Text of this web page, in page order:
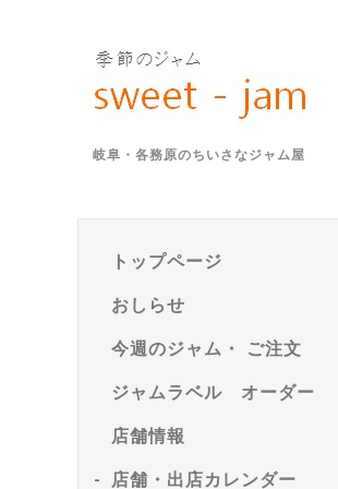
岐阜・各務原のちいさなジャム屋
トップページ
おしらせ
今週のジャム・ ご注文
ジャムラベル オーダー
店舗情報
店舗・出店カレンダー